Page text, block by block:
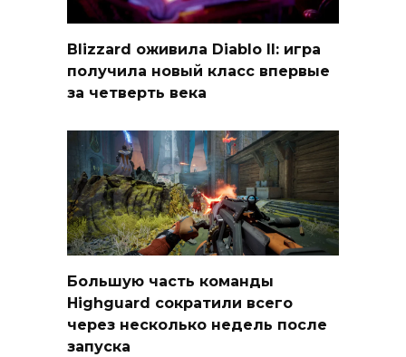
Blizzard оживила Diablo II: игра
получила новый класс впервые
за четверть века
Большую часть команды
Highguard сократили всего
через несколько недель после
запуска